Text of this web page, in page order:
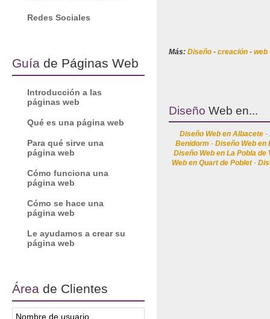
Más: Diseño - creación - web
Diseño Web en...
Diseño Web en Albacete ·
Benidorm · Diseño Web en
Diseño Web en La Pobla de
Web en Quart de Poblet ·
Redes Sociales
Guía de Páginas Web
Introducción a las
páginas web
Qué es una página web
Para qué sirve una
página web
Cómo funciona una
página web
Cómo se hace una
página web
Le ayudamos a crear su
página web
Área de Clientes